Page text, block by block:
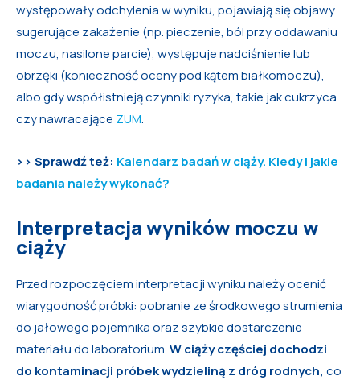
występowały odchylenia w wyniku, pojawiają się objawy
sugerujące zakażenie (np. pieczenie, ból przy oddawaniu
moczu, nasilone parcie), występuje nadciśnienie lub
obrzęki (konieczność oceny pod kątem białkomoczu),
albo gdy współistnieją czynniki ryzyka, takie jak cukrzyca
czy nawracające ZUM.
>> Sprawdź też: Kalendarz badań w ciąży. Kiedy i jakie
badania należy wykonać?
Interpretacja wyników moczu w
ciąży
Przed rozpoczęciem interpretacji wyniku należy ocenić
wiarygodność próbki: pobranie ze środkowego strumienia
do jałowego pojemnika oraz szybkie dostarczenie
materiału do laboratorium.W ciąży częściej dochodzi
do kontaminacji próbek wydzieliną z dróg rodnych, co